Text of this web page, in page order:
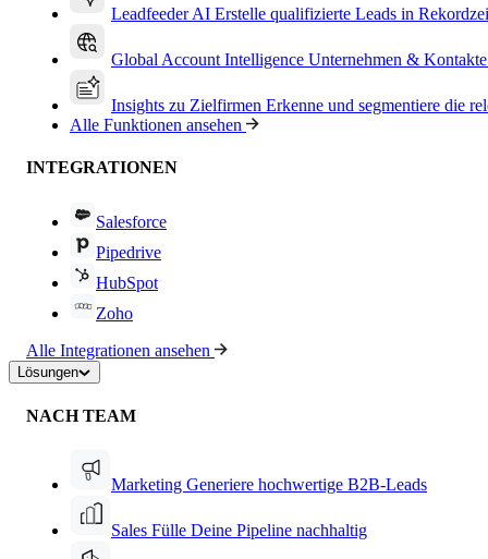
Leadfeeder AI Erstelle qualifizierte Leads in
Global Account Intelligence Unternehmen &
Insights zu Zielfirmen Erkenne und segmentiere die
Alle Funktionen ansehen
INTEGRATIONEN
Salesforce
Pipedrive
HubSpot
Zoho
Alle Integrationen ansehen
Lösungen
NACH TEAM
Marketing Generiere hochwertige B2B-Leads
Sales Fülle Deine Pipeline nachhaltig